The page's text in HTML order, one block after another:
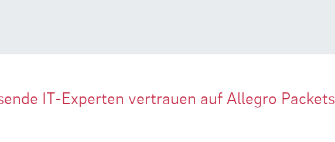
IT-Experten vertrauen auf Allegro Packets